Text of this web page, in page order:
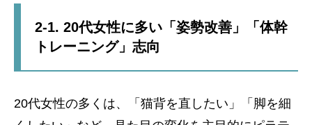
2-1. 20代女性に多い「姿勢改善」「体幹
トレーニング」志向
20代女性の多くは、「猫背を直したい」「脚を細